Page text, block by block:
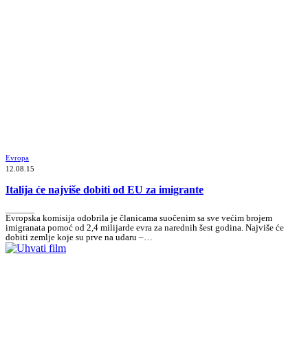
Evropa
12.08.15
Italija će najviše dobiti od EU za imigrante
Evropska komisija odobrila je članicama suočenim sa sve većim brojem
imigranata pomoć od 2,4 milijarde evra za narednih šest godina. Najviše će
dobiti zemlje koje su prve na udaru –…